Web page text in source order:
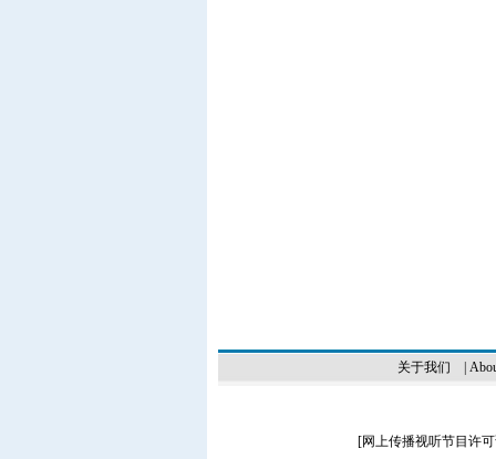
关于我们
[网上传播视听节目许可